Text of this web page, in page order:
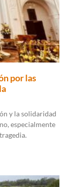
por las
y la solidaridad
especialmente